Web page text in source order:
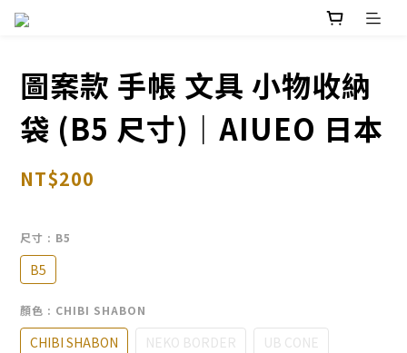
圖案款 手帳 文具 小物收納
袋 (B5 尺寸)｜AIUEO 日本
NT$200
尺寸 : B5
B5
顏色 : CHIBI SHABON
CHIBI SHABON NEKO BORDER UB CONE